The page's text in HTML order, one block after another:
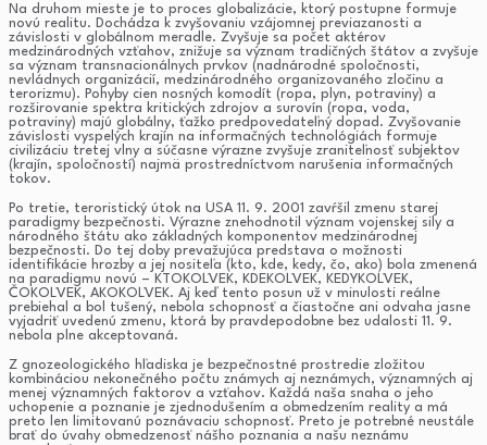
Na druhom mieste je to proces globalizácie, ktorý postupne formuje
novú realitu. Dochádza k zvyšovaniu vzájomnej previazanosti a
závislosti v globálnom meradle. Zvyšuje sa počet aktérov
medzinárodných vzťahov, znižuje sa význam tradičných štátov a zvyšuje
sa význam transnacionálnych prvkov (nadnárodné spoločnosti,
nevládnych organizácií, medzinárodného organizovaného zločinu a
terorizmu). Pohyby cien nosných komodít (ropa, plyn, potraviny) a
rozširovanie spektra kritických zdrojov a surovín (ropa, voda,
potraviny) majú globálny, ťažko predpovedateľný dopad. Zvyšovanie
závislosti vyspelých krajín na informačných technológiách formuje
civilizáciu tretej vlny a súčasne výrazne zvyšuje zraniteľnosť subjektov
(krajín, spoločností) najmä prostredníctvom narušenia informačných
tokov.
Po tretie, teroristický útok na USA 11. 9. 2001 zavŕšil zmenu starej
paradigmy bezpečnosti. Výrazne znehodnotil význam vojenskej sily a
národného štátu ako základných komponentov medzinárodnej
bezpečnosti. Do tej doby prevažujúca predstava o možnosti
identifikácie hrozby a jej nositeľa (kto, kde, kedy, čo, ako) bola zmenená
na paradigmu novú – KTOKOĽVEK, KDEKOĽVEK, KEDYKOĽVEK,
ČOKOĽVEK, AKOKOĽVEK. Aj keď tento posun už v minulosti reálne
prebiehal a bol tušený, nebola schopnosť a čiastočne ani odvaha jasne
vyjadriť uvedenú zmenu, ktorá by pravdepodobne bez udalosti 11. 9.
nebola plne akceptovaná.
Z gnozeologického hľadiska je bezpečnostné prostredie zložitou
kombináciou nekonečného počtu známych aj neznámych, významných aj
menej významných faktorov a vzťahov. Každá naša snaha o jeho
uchopenie a poznanie je zjednodušením a obmedzením reality a má
preto len limitovanú poznávaciu schopnosť. Preto je potrebné neustále
brať do úvahy obmedzenosť nášho poznania a našu neznámu